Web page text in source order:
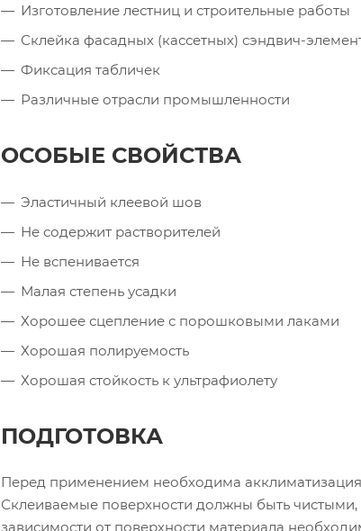
Изготовление лестниц и строительные работы
Склейка фасадных (кассетных) сэндвич-
Фиксация табличек
Различные отрасли промышленности
ОСОБЫЕ СВОЙСТВА
Эластичный клеевой шов
Не содержит растворителей
Не вспенивается
Малая степень усадки
Хорошее сцепление с порошковыми лаками
Хорошая полируемость
Хорошая стойкость к ультрафиолету
ПОДГОТОВКА
Перед применением необходима
Склеиваемые поверхности должны быть
зависимости от поверхности материала